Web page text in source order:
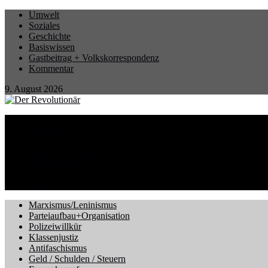
Umwelt
Soziales
Geschichte
Basiswissen
Gastbeitrag + Volkskorrespondenz
Kommentar
9. August 2026
Marxismus/Leninismus
Parteiaufbau+Organisation
Polizeiwillkür
Klassenjustiz
Antifaschismus
Geld / Schulden / Steuern